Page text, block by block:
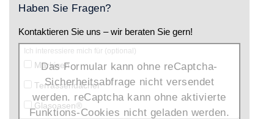
Haben Sie Fragen?
Kontaktieren Sie uns – wir beraten Sie gern!
Ich interessiere mich für (optional)
Markisen
Terrassendächer
Glasoasen®
Das Formular kann ohne reCaptcha-
Sicherheitsabfrage nicht versendet
werden. reCaptcha kann ohne aktivierte
Funktions-Cookies nicht geladen werden.